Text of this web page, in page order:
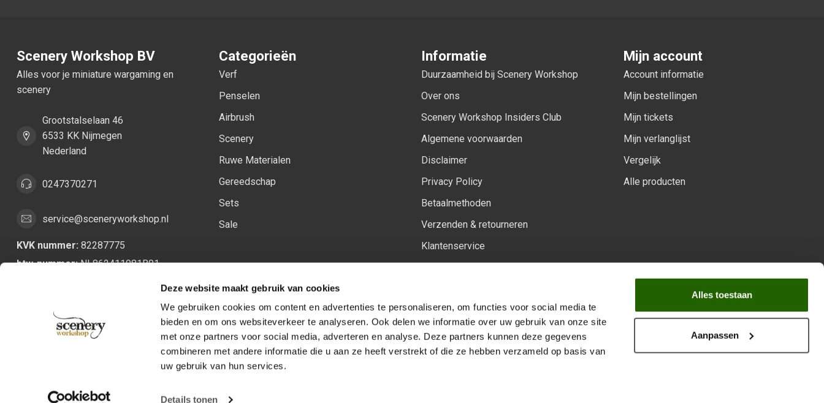
Deze website maakt gebruik van cookies
We gebruiken cookies om content en advertenties te personaliseren, om functies voor social media te
bieden en om ons websiteverkeer te analyseren. Ook delen we informatie over uw gebruik van onze site
met onze partners voor social media, adverteren en analyse. Deze partners kunnen deze gegevens
combineren met andere informatie die u aan ze heeft verstrekt of die ze hebben verzameld op basis van
uw gebruik van hun services.
Details tonen
Alles toestaan
Aanpassen
Scenery Workshop BV
Alles voor je miniature wargaming en
scenery
Grootstalselaan 46
6533 KK Nijmegen
Nederland
0247370271
service@sceneryworkshop.nl
KVK nummer: 82287775
btw-nummer:NL862411981B01
Categorieën
Verf
Penselen
Airbrush
Scenery
Ruwe Materialen
Gereedschap
Sets
Sale
Informatie
Duurzaamheid bij Scenery Workshop
Over ons
Scenery Workshop Insiders Club
Algemene voorwaarden
Disclaimer
Privacy Policy
Betaalmethoden
Verzenden & retourneren
Klantenservice
Mijn account
Account informatie
Mijn bestellingen
Mijn tickets
Mijn verlanglijst
Vergelijk
Alle producten
Volg ons op:
Facebook
YoutubeInstagram